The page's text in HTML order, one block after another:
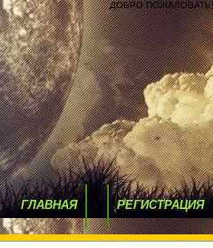
ДОБРО ПОЖАЛОВАТЬ!
ГЛАВНАЯ РЕГИСТРАЦИЯ